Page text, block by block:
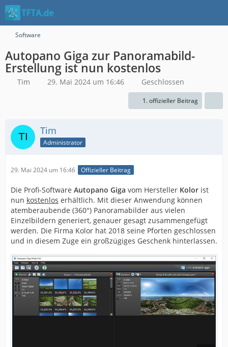
Software
Autopano Giga zur Panoramabild-
Erstellung ist nun kostenlos
Tim 29. Mai 2024 um 16:46 Geschlossen
1. offizieller Beitrag
Tim
Administrator
29. Mai 2024 um 16:46 Offizieller Beitrag
Die Profi-Software Autopano Giga vom Hersteller Kolor ist
nun kostenlos erhältlich. Mit dieser Anwendung können
atemberaubende (360°) Panoramabilder aus vielen
Einzelbildern generiert, genauer gesagt zusammengefügt
werden. Die Firma Kolor hat 2018 seine Pforten geschlossen
und in diesem Zuge ein großzügiges Geschenk hinterlassen.